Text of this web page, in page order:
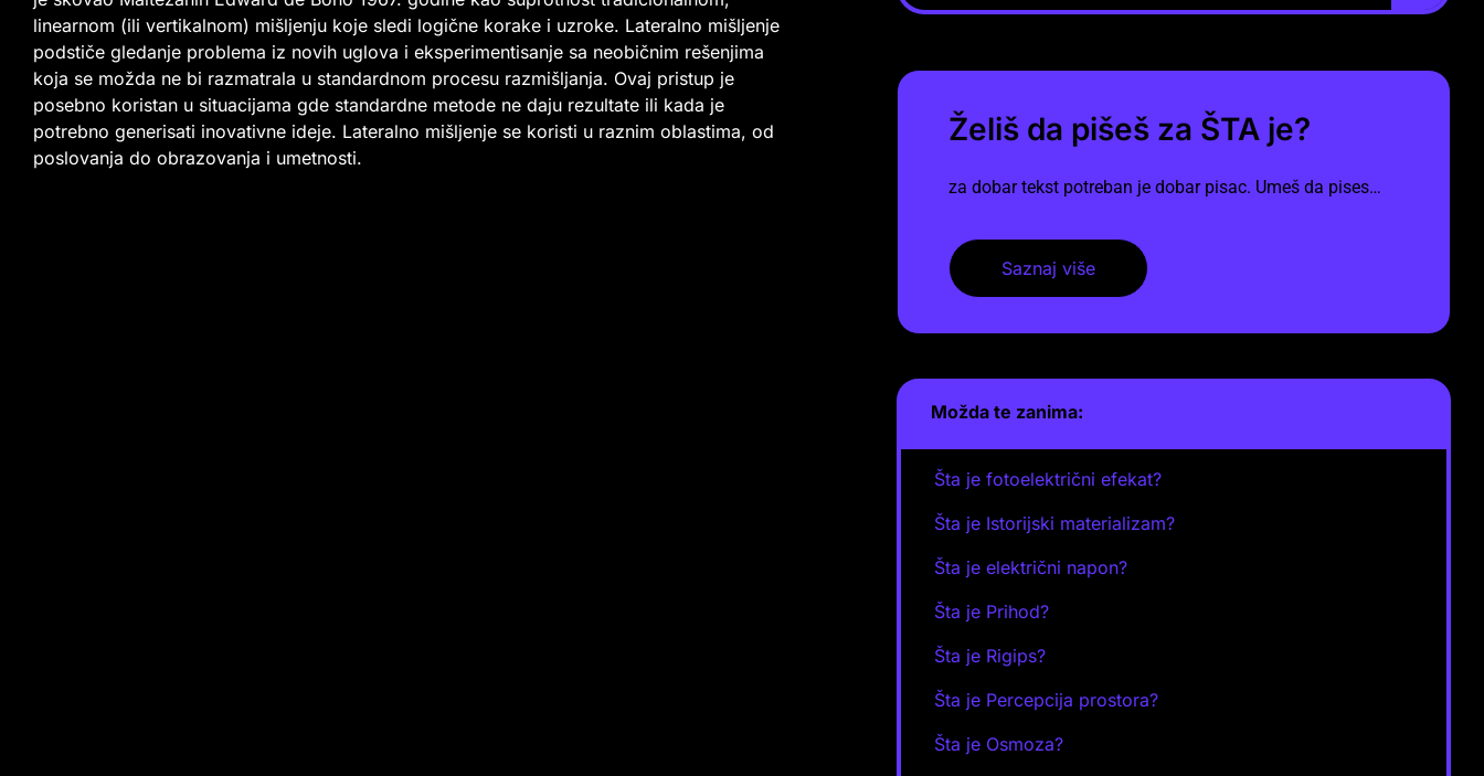
linearnom (ili vertikalnom) mišljenju koje sledi logične korake i uzroke. Lateralno mišljenje
podstiče gledanje problema iz novih uglova i eksperimentisanje sa neobičnim rešenjima
koja se možda ne bi razmatrala u standardnom procesu razmišljanja. Ovaj pristup je
posebno koristan u situacijama gde standardne metode ne daju rezultate ili kada je
potrebno generisati inovativne ideje. Lateralno mišljenje se koristi u raznim oblastima, od
poslovanja do obrazovanja i umetnosti.
Želiš da pišeš za ŠTA je?
za dobar tekst potreban je dobar pisac. Umeš da pises…
Saznaj više
Možda te zanima:
Šta je fotoelektrični efekat?
Šta je Istorijski materializam?
Šta je električni napon?
Šta je Prihod?
Šta je Rigips?
Šta je Percepcija prostora?
Šta je Osmoza?